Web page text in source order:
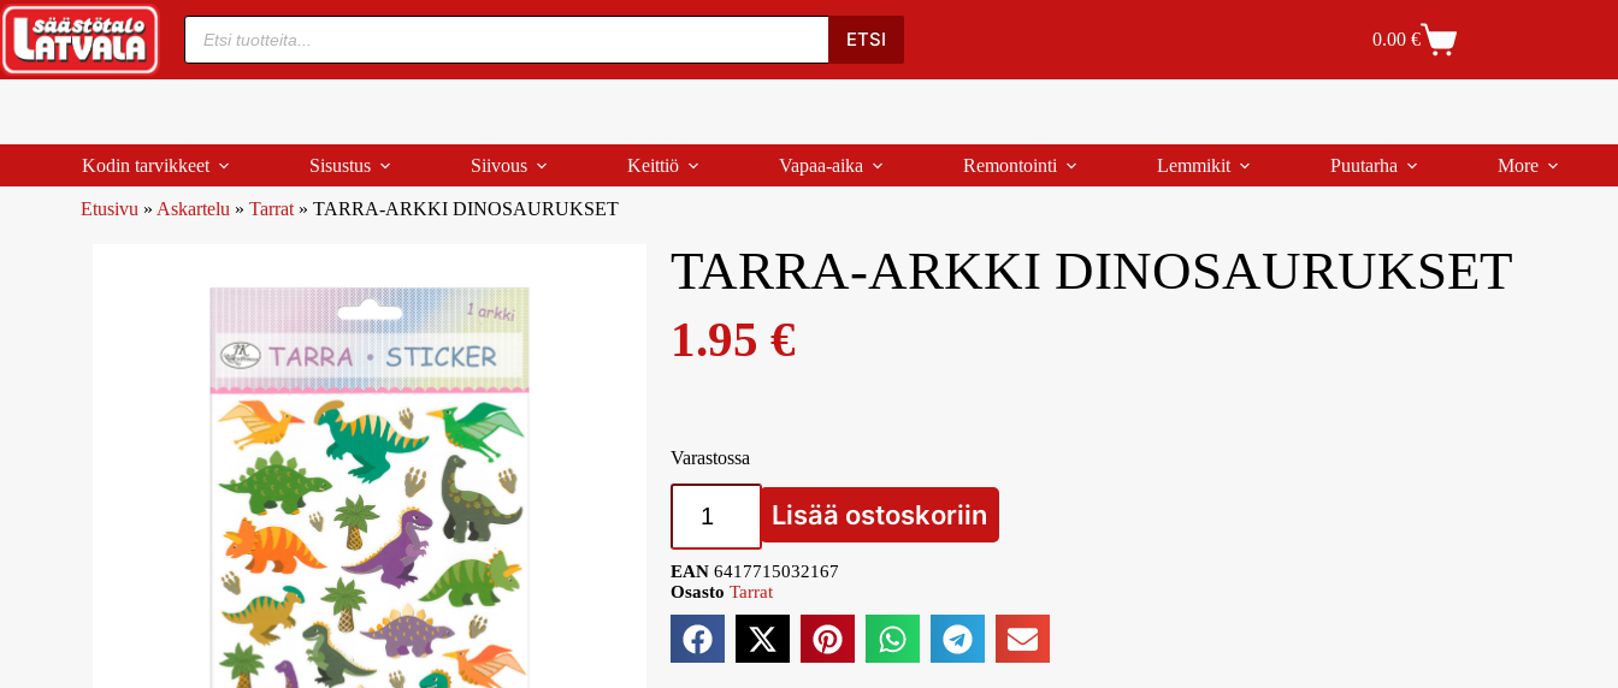
Oma Tili Ostoskori Yhteystiedot Tilauksen peruutus
ETSI 0.00 €
Kodin tarvikkeet Sisustus Siivous Keittiö Vapaa-aika Remontointi Lemmikit Puutarha More
Etusivu » Askartelu » Tarrat » TARRA-ARKKI DINOSAURUKSET
TARRA-ARKKI DINOSAURUKSET
1.95 €
Varastossa
Lisää ostoskoriin
EAN 6417715032167
Osasto Tarrat